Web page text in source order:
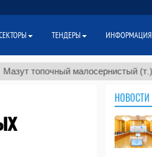
малосернистый (т.) $300
НОВОСТИ
ТЕНДЕРЫ ИНФОРМАЦИЯ